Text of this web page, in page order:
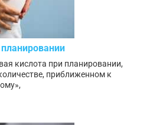
кислота при планировании,
приближенном к